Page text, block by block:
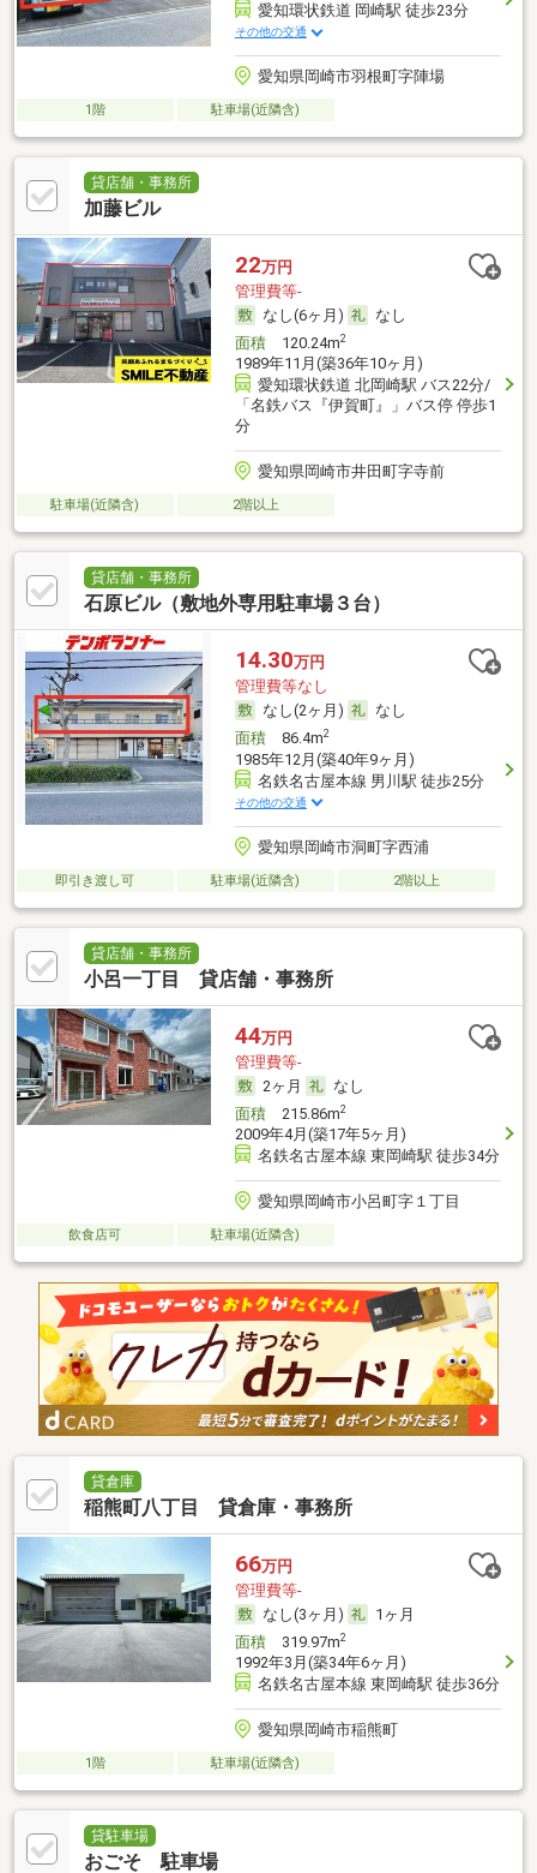
愛知環状鉄道 岡崎駅 徒歩23分
その他の交通
愛知県岡崎市羽根町字陣場
1階 駐車場(近隣含)
貸店舗・事務所
加藤ビル
22万円
管理費等-
なし(6ヶ月)
なし
面積120.24m2
1989年11月(築36年10ヶ月)
愛知環状鉄道 北岡崎駅 バス22分/
「名鉄バス『伊賀町』」バス停 停歩1
分
愛知県岡崎市井田町字寺前
駐車場(近隣含) 2階以上
貸店舗・事務所
石原ビル（敷地外専用駐車場３台）
14.30万円
管理費等なし
なし(2ヶ月)
なし
面積86.4m2
1985年12月(築40年9ヶ月)
名鉄名古屋本線 男川駅 徒歩25分
その他の交通
愛知県岡崎市洞町字西浦
即引き渡し可 駐車場(近隣含) 2階以上
貸店舗・事務所
小呂一丁目 貸店舗・事務所
44万円
管理費等-
2ヶ月
なし
面積215.86m2
2009年4月(築17年5ヶ月)
名鉄名古屋本線 東岡崎駅 徒歩34分
愛知県岡崎市小呂町字１丁目
飲食店可 駐車場(近隣含)
貸倉庫
稲熊町八丁目 貸倉庫・事務所
66万円
管理費等-
なし(3ヶ月)
1ヶ月
面積319.97m2
1992年3月(築34年6ヶ月)
名鉄名古屋本線 東岡崎駅 徒歩36分
愛知県岡崎市稲熊町
1階 駐車場(近隣含)
貸駐車場
おごそ 駐車場